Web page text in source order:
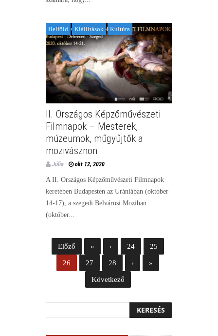
Belföld Kiállítások Kultúra
II. Országos Képzőművészeti
Filmnapok – Mesterek,
múzeumok, műgyűjtők a
mozivásznon
Júlia okt 12, 2020
A II. Országos Képzőművészeti Filmnapok
keretében Budapesten az Urániában (október
14-17), a szegedi Belvárosi Moziban
(október...
Előző « ‹ 24 25
26 27 28 › »
Következő